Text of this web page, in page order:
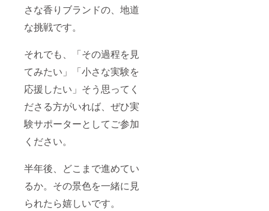
さな香りブランドの、地道
な挑戦です。
それでも、「その過程を見
てみたい」「小さな実験を
応援したい」そう思ってく
ださる方がいれば、ぜひ実
験サポーターとしてご参加
ください。
半年後、どこまで進めてい
るか。その景色を一緒に見
られたら嬉しいです。